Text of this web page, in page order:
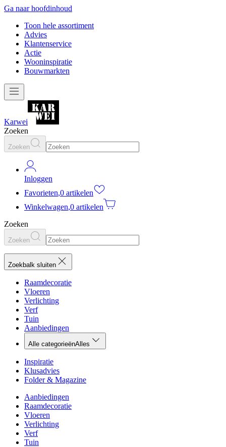
Ga naar hoofdinhoud
Toon hele assortiment
Advies
Klantenservice
Actie
Wooninspiratie
Bouwmarkten
Karwei
Zoeken
Zoeken
Inloggen
Favorieten,0 artikelen
Winkelwagen,0 artikelen
Zoeken
Zoeken
Zoekbalk sluiten
Raamdecoratie
Vloeren
Verlichting
Verf
Tuin
Aanbiedingen
Alle categorieënAlles
Inspiratie
Klusadvies
Folder & Magazine
Aanbiedingen
Raamdecoratie
Vloeren
Verlichting
Verf
Tuin